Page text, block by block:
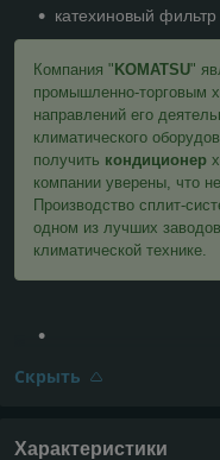
катехиновый фильтр
Компания " KOMATSU"
промышленно-торговым
направлений его
климатического
получить кондиционер
компании уверены, что
Производство сплит-
одном из лучших
климатической технике.
Скрыть
Характеристики